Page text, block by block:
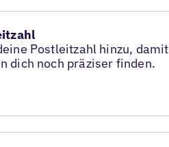
Postleitzahl hinzu, damit
dich noch präziser finden.